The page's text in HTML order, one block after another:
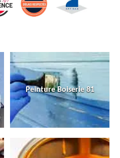
Peinture Boiserie 81